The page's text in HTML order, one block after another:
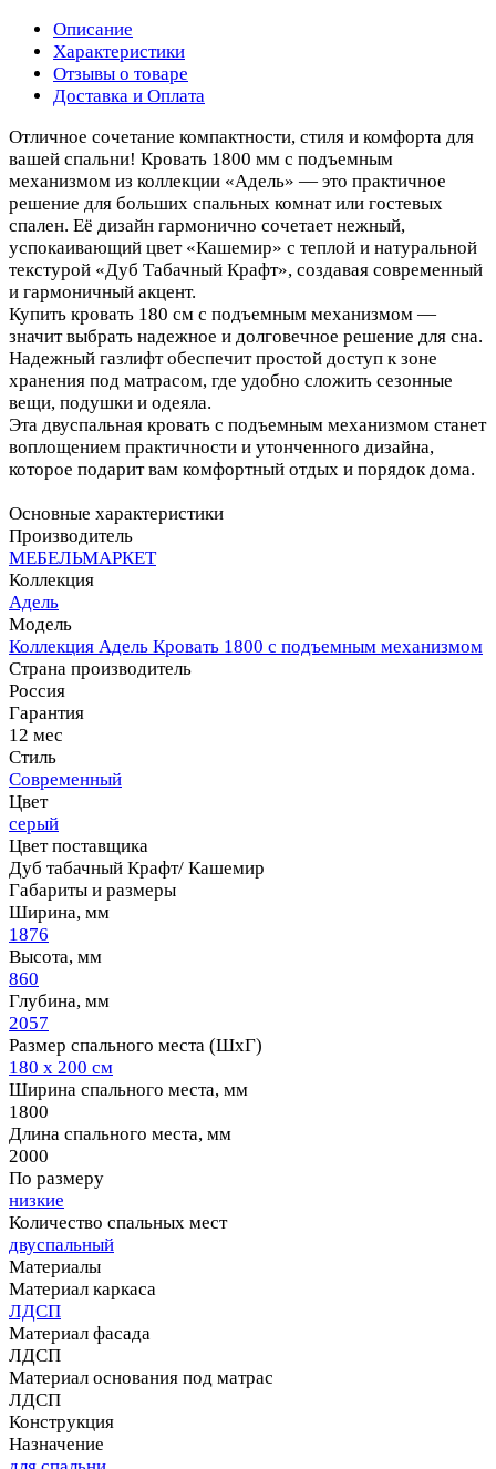
Описание
Характеристики
Отзывы о товаре
Доставка и Оплата
Отличное сочетание компактности, стиля и комфорта для
вашей спальни! Кровать 1800 мм с подъемным
механизмом из коллекции «Адель» — это практичное
решение для больших спальных комнат или гостевых
спален. Её дизайн гармонично сочетает нежный,
успокаивающий цвет «Кашемир» с теплой и натуральной
текстурой «Дуб Табачный Крафт», создавая современный
и гармоничный акцент.
Купить кровать 180 см с подъемным механизмом —
значит выбрать надежное и долговечное решение для сна.
Надежный газлифт обеспечит простой доступ к зоне
хранения под матрасом, где удобно сложить сезонные
вещи, подушки и одеяла.
Эта двуспальная кровать с подъемным механизмом станет
воплощением практичности и утонченного дизайна,
которое подарит вам комфортный отдых и порядок дома.
Основные характеристики
Производитель
МЕБЕЛЬМАРКЕТ
Коллекция
Адель
Модель
Коллекция Адель Кровать 1800 с подъемным механизмом
Страна производитель
Россия
Гарантия
12 мес
Стиль
Современный
Цвет
серый
Цвет поставщика
Дуб табачный Крафт/ Кашемир
Габариты и размеры
Ширина, мм
1876
Высота, мм
860
Глубина, мм
2057
Размер спального места (ШхГ)
180 х 200 см
Ширина спального места, мм
1800
Длина спального места, мм
2000
По размеру
низкие
Количество спальных мест
двуспальный
Материалы
Материал каркаса
ЛДСП
Материал фасада
ЛДСП
Материал основания под матрас
ЛДСП
Конструкция
Назначение